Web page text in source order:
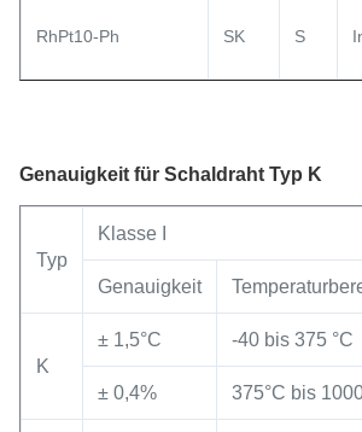
RhPt10-Ph SK S
Genauigkeit für Schaldraht Typ K
Typ
Klasse I
Genauigkeit
K
± 1,5°C -40 bis 375 °C
± 0,4% 375°C bis